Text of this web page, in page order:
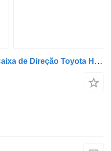
Toyota otomobil için Hino Caixa de Direção Toyota Hino Caixa de Direção 3A-0017